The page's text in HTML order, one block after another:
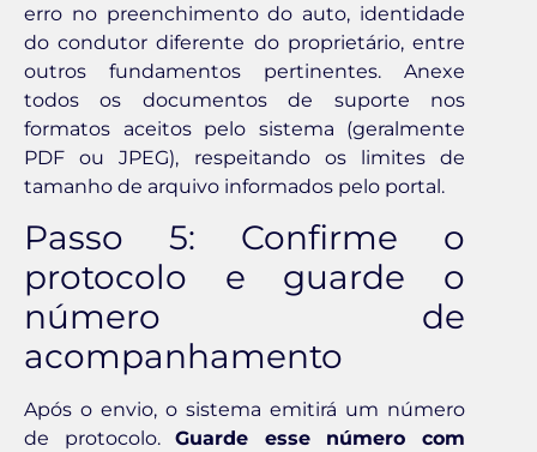
erro no preenchimento do auto, identidade
do condutor diferente do proprietário, entre
outros fundamentos pertinentes. Anexe
todos os documentos de suporte nos
formatos aceitos pelo sistema (geralmente
PDF ou JPEG), respeitando os limites de
tamanho de arquivo informados pelo portal.
Passo 5: Confirme o
protocolo e guarde o
número de
acompanhamento
Após o envio, o sistema emitirá um número
de protocolo.Guarde esse número com